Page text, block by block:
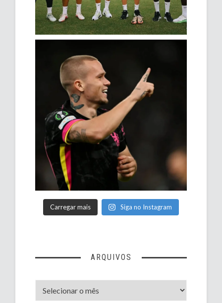
Carregar mais Siga no Instagram
ARQUIVOS